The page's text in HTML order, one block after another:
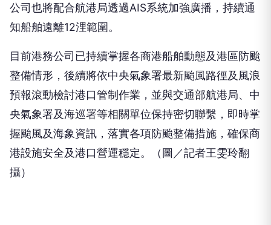
公司也將配合航港局透過AIS系統加強廣播，持續通
知船舶遠離12浬範圍。
目前港務公司已持續掌握各商港船舶動態及港區防颱
整備情形，後續將依中央氣象署最新颱風路徑及風浪
預報滾動檢討港口管制作業，並與交通部航港局、中
央氣象署及海巡署等相關單位保持密切聯繫，即時掌
握颱風及海象資訊，落實各項防颱整備措施，確保商
港設施安全及港口營運穩定。（圖／記者王雯玲翻
攝）